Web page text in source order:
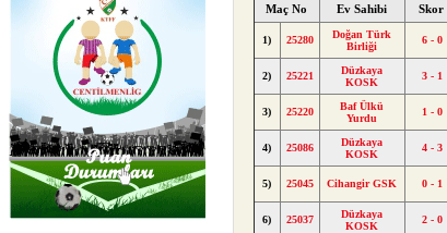
Maç No Ev Sahibi Skor
1) 25280
Doğan Türk
Birliği
6 - 0
2) 25221
Düzkaya
KOSK
3 - 1
3) 25220
Baf Ülkü
Yurdu
1 - 0
4) 25086
Düzkaya
KOSK
4 - 3
5) 25045 Cihangir GSK 0 - 1
6) 25037
Düzkaya
KOSK
2 - 0